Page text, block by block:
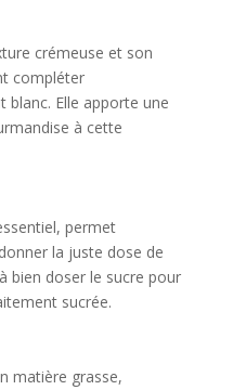
crémeuse et son
compléter
Elle apporte une
à cette
permet
la juste dose de
bien doser le sucre pour
sucrée.
matière grasse,